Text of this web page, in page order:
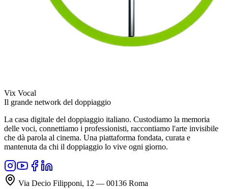
Vix Vocal
Il grande network del doppiaggio
La casa digitale del doppiaggio italiano. Custodiamo la memoria
delle voci, connettiamo i professionisti, raccontiamo l'arte invisibile
che dà parola al cinema. Una piattaforma fondata, curata e
mantenuta da chi il doppiaggio lo vive ogni giorno.
Via Decio Filipponi, 12 — 00136 Roma